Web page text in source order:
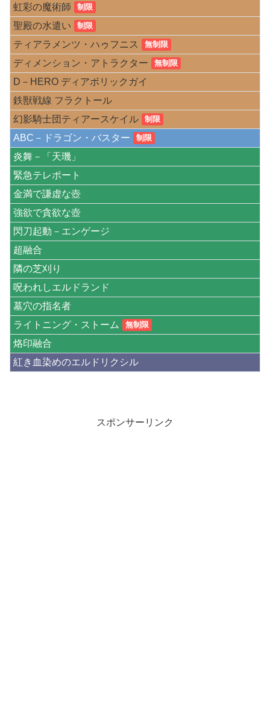
虹彩の魔術師
制限
聖殿の水遣い 制限
ティアラメンツ・ハゥフニス 無制限
ディメンション・アトラクター 無制限
D－HERO ディアボリックガイ
鉄獣戦線 フラクトール
幻影騎士団ティアースケイル
制限
ABC－ドラゴン・バスター 制限
炎舞－「天璣」
緊急テレポート
金満で謙虚な壺
強欲で貪欲な壺
閃刀起動－エンゲージ
超融合
隣の芝刈り
呪われしエルドランド
墓穴の指名者
ライトニング・ストーム
無制限
烙印融合
紅き血染めのエルドリクシル
スポンサーリンク